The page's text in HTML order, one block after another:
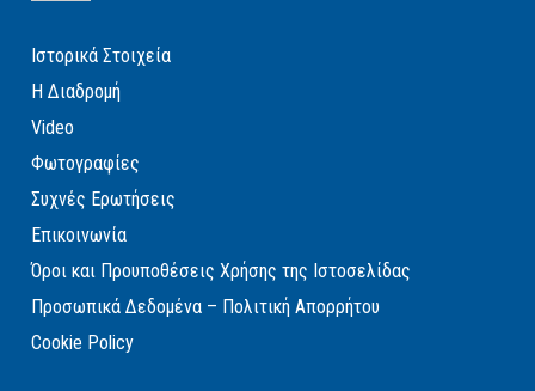
Ιστορικά Στοιχεία
Η Διαδρομή
Video
Φωτογραφίες
Συχνές Ερωτήσεις
Επικοινωνία
Όροι και Προυποθέσεις Χρήσης της Ιστοσελίδας
Προσωπικά Δεδομένα – Πολιτική Απορρήτου
Cookie Policy